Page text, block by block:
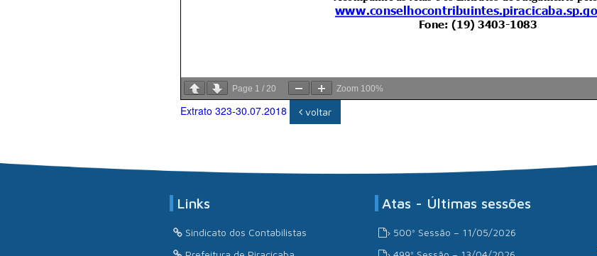
Page 1 / 20 Zoom 100%
Extrato 323-30.07.2018 voltar
Links
Sindicato dos Contabilistas
Atas - Últimas sessões
› 500ª Sessão – 11/05/2026